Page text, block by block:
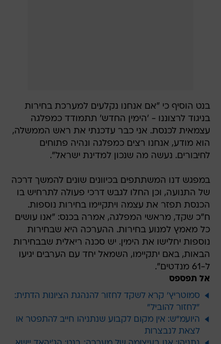
בנט הוסיף כי "אם אנחנו נקלעים למערכת בחירות
בניגוד לרצוננו - 'הימין החדש' תתמודד כמפלגה
עצמאית לכנסת. אני כבר עדכנתי את ראש הממשלה,
הוא מודע, אנחנו רצים כמפלגה ונהיה פתוחים
לחיבורים. נעשה מה שנכון למדינת ישראל".
במפגש דנו המשתתפים בכיוונים שונים להמשך דרכה
של התנועה, וכן החלו לגבש דרכי פעולה לתרחיש בו
הכנסת תפזר את עצמה ויתקיימו בחירות נוספות.
ח"כ שקד, מראשי המפלגה, אמרה בכנס: "אנו עושים
כל מאמץ למנוע בחירות. ההערכה היא שבחירות
נוספות יחלישו את הימין. יש סכנה ריאלית שבבחירות
הבאות, באם יתקיימו, השמאל יחד עם הערבים יגיעו
ל-61 מנדטים".
אל תפספס
סמוטריץ' קרא לשקד לחזור להנהגת הציונות הדתית:
"לחזור להוביל"
היועמ"ש: אין מקום לקבוע שנתניהו חייב להתפטר או
לצאת לנבצרות